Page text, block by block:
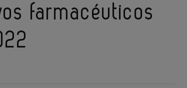
farmacéuticos